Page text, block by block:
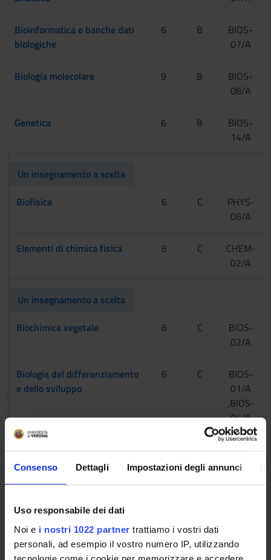
Consenso Dettagli Impostazioni degli annunci
Uso responsabile dei dati
Noi e i nostri 1022 partner trattiamo i vostri dati
personali, ad esempio il vostro numero IP, utilizzando
Bioinformatica e banche dati
biologiche
6 B
BIOS-
07/A
Biologia molecolare 9 B
BIOS-
08/A
Genetica 6 B
BIOS-
14/A
Un insegnamento a scelta
Biofisica
6 C
PHYS-
06/A
Elementi di chimica fisica 6 C
CHEM-
02/A
Un insegnamento a scelta
Biochimica vegetale
6 C
BIOS-
02/A
Biologia del differenziamento
e dello sviluppo
6 C
BIOS-
01/A
,BIOS-
04/A
Un insegnamento a scelta
Fisiologia umana
6 C
BIOS-
Fisiologia vegetale 6 C
02/A